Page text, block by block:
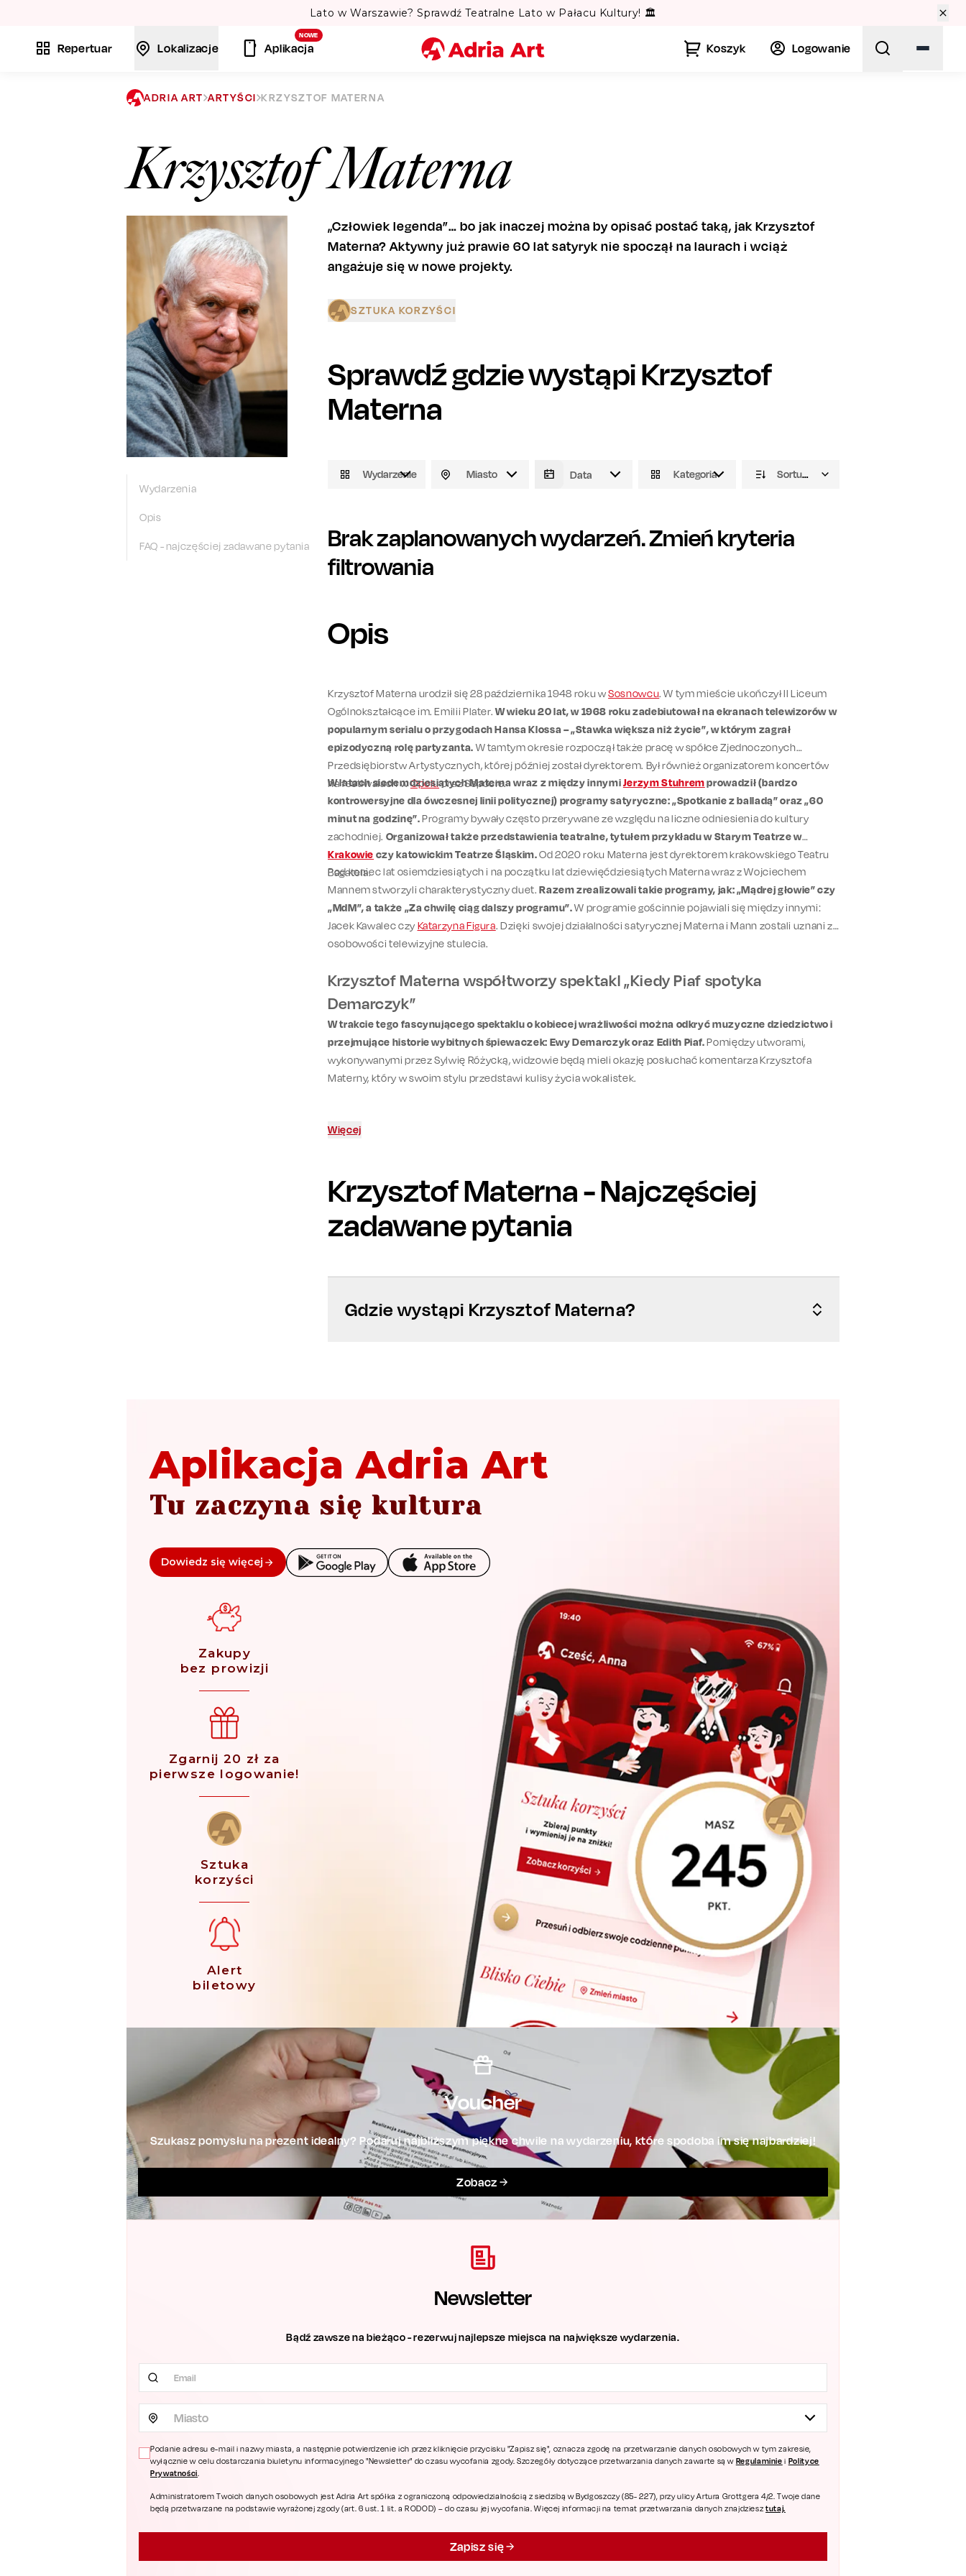
Lato w Warszawie? Sprawdź Teatralne Lato w Pałacu Kultury! 🏛️
Repertuar Lokalizacje
NOWE
Aplikacja Koszyk Logowanie
Szukaj
ADRIA ART ARTYŚCI KRZYSZTOF MATERNA
Krzysztof Materna
Wydarzenia
Opis
FAQ - najczęściej zadawane pytania
„Człowiek legenda”… bo jak inaczej można by opisać postać taką, jak Krzysztof
Materna? Aktywny już prawie 60 lat satyryk nie spoczął na laurach i wciąż
angażuje się w nowe projekty.
SZTUKA KORZYŚCI
Sprawdź gdzie wystąpiKrzysztof
Materna
Wydarzenie Miasto Kategoria Sortuj domyślnie
Brak zaplanowanych wydarzeń. Zmień kryteria
filtrowania
Opis
Krzysztof Materna urodził się 28 października 1948 roku wSosnowcu. W tym mieście ukończył II Liceum
Ogólnokształcące im. Emilii Plater.W wieku 20 lat, w 1968 roku zadebiutował na ekranach telewizorów w
popularnym serialu o przygodach Hansa Klossa – „Stawka większa niż życie”, w którym zagrał
epizodyczną rolę partyzanta. W tamtym okresie rozpoczął także pracę w spółce Zjednoczonych
Przedsiębiorstw Artystycznych, której później został dyrektorem. Był również organizatorem koncertów
na festiwalach wOpoluoraz Sopocie.
W latach siedemdziesiątych Materna wraz z między innymiJerzym Stuhremprowadził (bardzo
kontrowersyjne dla ówczesnej linii politycznej) programy satyryczne: „Spotkanie z balladą” oraz „60
minut na godzinę”.Programy bywały często przerywane ze względu na liczne odniesienia do kultury
zachodniej. Organizował także przedstawienia teatralne, tytułem przykładu w Starym Teatrze w
Krakowie czy katowickim Teatrze Śląskim.Od 2020 roku Materna jest dyrektorem krakowskiego Teatru
Bagatela.
Pod koniec lat osiemdziesiątych i na początku lat dziewięćdziesiątych Materna wraz z Wojciechem
Mannem stworzyli charakterystyczny duet.Razem zrealizowali takie programy, jak: „Mądrej głowie” czy
„MdM”, a także „Za chwilę ciąg dalszy programu”.W programie gościnnie pojawiali się między innymi:
Jacek Kawalec czy Katarzyna Figura. Dzięki swojej działalności satyrycznej Materna i Mann zostali uznani za
osobowości telewizyjne stulecia.
Krzysztof Materna współtworzy spektakl „Kiedy Piaf spotyka
Demarczyk”
W trakcie tego fascynującego spektaklu o kobiecej wrażliwości można odkryć muzyczne dziedzictwo i
przejmujące historie wybitnych śpiewaczek: Ewy Demarczyk oraz Edith Piaf.Pomiędzy utworami,
wykonywanymi przez Sylwię Różycką, widzowie będą mieli okazję posłuchać komentarza Krzysztofa
Materny, który w swoim stylu przedstawi kulisy życia wokalistek.
Więcej
Krzysztof Materna- Najczęściej
zadawane pytania
Gdzie wystąpi Krzysztof Materna?
Aplikacja Adria Art
Tu zaczyna się kultura
Dowiedz się więcej
Zakupy
bez prowizji
Zgarnij 20 zł za
pierwsze logowanie!
Sztuka
korzyści
Alert
biletowy
Voucher
Szukasz pomysłu na prezent idealny? Podaruj najbliższym piękne chwile na wydarzeniu, które spodoba im się najbardziej!
Zobacz
Newsletter
Bądź zawsze na bieżąco - rezerwuj najlepsze miejsca na największe wydarzenia.
Miasto
Podanie adresu e-mail i nazwy miasta, a następnie potwierdzenie ich przez kliknięcie przycisku "Zapisz się", oznacza zgodę na przetwarzanie danych osobowych w tym zakresie,
wyłącznie w celu dostarczania biuletynu informacyjnego "Newsletter" do czasu wycofania zgody. Szczegóły dotyczące przetwarzania danych zawarte są w Regulaminie i Polityce
Prywatności.
Administratorem Twoich danych osobowych jest Adria Art spółka z ograniczoną odpowiedzialnością z siedzibą w Bydgoszczy (85- 227), przy ulicy Artura Grottgera 4/2. Twoje dane
będą przetwarzane na podstawie wyrażonej zgody (art. 6 ust. 1 lit. a RODOD) – do czasu jej wycofania. Więcej informacji na temat przetwarzania danych znajdziesztutaj.
Zapisz się